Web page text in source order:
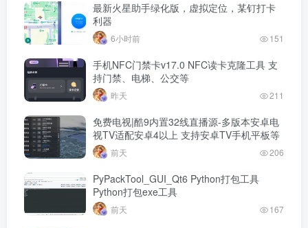
最新火星助手绿化版，虚拟定位，某钉打卡
利器
6小时前 151
手机NFC门禁卡v17.0 NFC读卡克隆工具 支
持门禁、电梯、公交等
昨天 211
免费电视|酷9内置32线直播源-多版本安卓电
视TV适配安卓4以上 支持安卓TV手机平板等
前天 206
PyPackTool_GUI_Qt6 Python打包工具
Python打包exe工具
前天 167